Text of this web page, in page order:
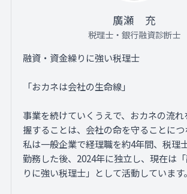
廣瀬 充
税理士・銀行融資診断士
融資・資金繰りに強い税理士
「おカネは会社の生命線」
事業を続けていくうえで、おカネの流
握することは、会社の命を守ることにつ
私は一般企業で経理職を約4年間、税理
勤務した後、2024年に独立し、現在は
りに強い税理士」として活動しています。